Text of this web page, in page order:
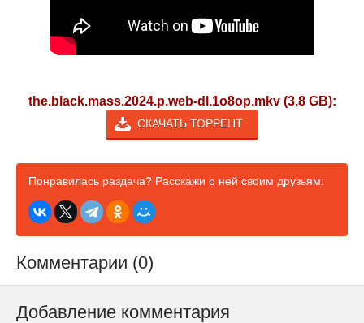
the.black.mass.2024.p.web-dl.1o8op.mkv (3,8 GB):
СКАЧАТЬ ТОРРЕНТ
Понравилась раздача? Расскажи о ней своим друзьям:
Комментарии (0)
Добавление комментария